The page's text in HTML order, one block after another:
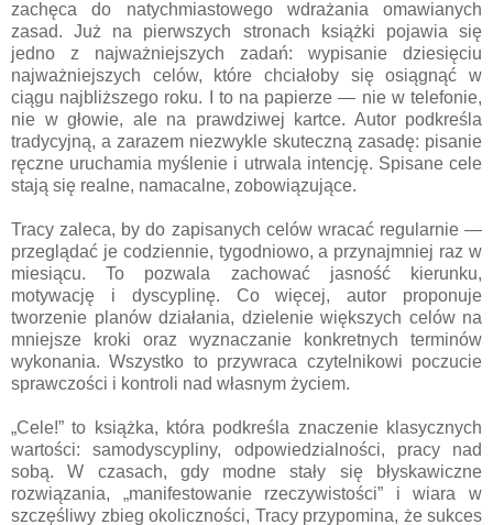
zachęca do natychmiastowego wdrażania omawianych
zasad. Już na pierwszych stronach książki pojawia się
jedno z najważniejszych zadań: wypisanie dziesięciu
najważniejszych celów, które chciałoby się osiągnąć w
ciągu najbliższego roku. I to na papierze — nie w telefonie,
nie w głowie, ale na prawdziwej kartce. Autor podkreśla
tradycyjną, a zarazem niezwykle skuteczną zasadę: pisanie
ręczne uruchamia myślenie i utrwala intencję. Spisane cele
stają się realne, namacalne, zobowiązujące.
Tracy zaleca, by do zapisanych celów wracać regularnie —
przeglądać je codziennie, tygodniowo, a przynajmniej raz w
miesiącu. To pozwala zachować jasność kierunku,
motywację i dyscyplinę. Co więcej, autor proponuje
tworzenie planów działania, dzielenie większych celów na
mniejsze kroki oraz wyznaczanie konkretnych terminów
wykonania. Wszystko to przywraca czytelnikowi poczucie
sprawczości i kontroli nad własnym życiem.
„Cele!” to książka, która podkreśla znaczenie klasycznych
wartości: samodyscypliny, odpowiedzialności, pracy nad
sobą. W czasach, gdy modne stały się błyskawiczne
rozwiązania, „manifestowanie rzeczywistości” i wiara w
szczęśliwy zbieg okoliczności, Tracy przypomina, że sukces